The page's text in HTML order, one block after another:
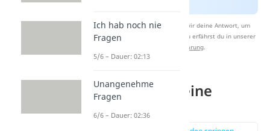
Nach Beantwortung speichern wir deine Antwort, um
Studyflix zu verbessern. Mehr dazu erfährst du in unserer
Datenschutzerklärung.
So findest du eine
Freundin
Ich hab noch nie
Fragen
5/6 – Dauer: 02:13
Unangenehme
Fragen
6/6 – Dauer: 02:36